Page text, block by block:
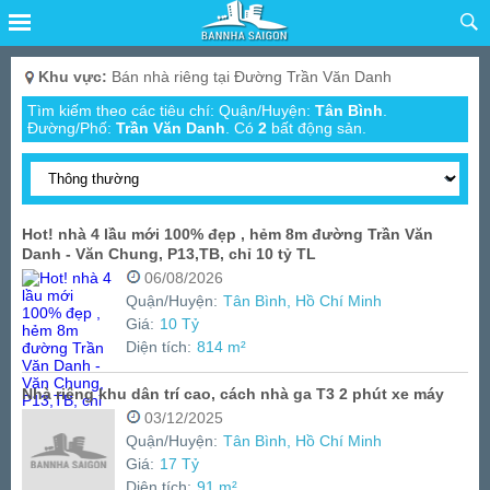
Khu vực: Bán nhà riêng tại Đường Trần Văn Danh
Tìm kiếm theo các tiêu chí: Quận/Huyện: Tân Bình
Đường/Phố: Trần Văn Danh Có 2 bất động sản.
Hot! nhà 4 lầu mới 100% đẹp , hẻm 8m đường Trần Văn
Danh - Văn Chung, P13,TB, chỉ 10 tỷ TL
06/08/2026
Quận/Huyện: Tân Bình, Hồ Chí Minh
Giá: 10 Tỷ
Diện tích: 814 m²
Nhà riêng khu dân trí cao, cách nhà ga T3 2 phút xe máy
03/12/2025
Quận/Huyện: Tân Bình, Hồ Chí Minh
Giá: 17 Tỷ